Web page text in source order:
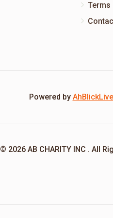
Terms
Powered by
© 2026 AB CHARITY INC . All